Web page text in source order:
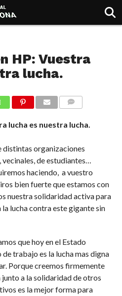
HP: Vuestra
lucha.
lucha es nuestra lucha.
distintas organizaciones
de estudiantes…
haciendo, a vuestro
bien fuerte que estamos con
nuestra solidaridad activa para
lucha contra este gigante sin
que hoy en el Estado
trabajo es la lucha mas digna
Porque creemos firmemente
a la solidaridad de otros
es la mejor forma para